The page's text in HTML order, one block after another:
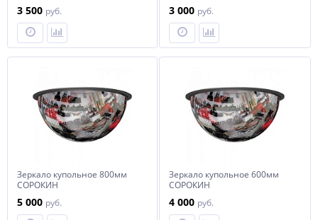
3 500 руб. 3 000 руб.
Зеркало купольное 800мм
СОРОКИН
5 000 руб.
Зеркало купольное 600мм
СОРОКИН
4 000 руб.